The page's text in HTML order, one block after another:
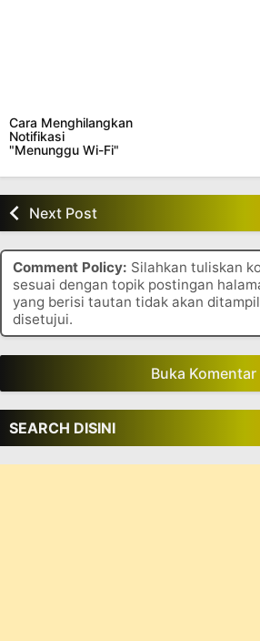
Cara Menghilangkan
Notifikasi
"Menunggu Wi-Fi"
Next Post
Comment Policy: Silahkan tuliskan
sesuai dengan topik postingan
yang berisi tautan tidak akan
disetujui.
Buka Komentar
SEARCH DISINI